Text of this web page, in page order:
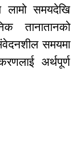
लामो समयदेखि
तानातानको
समयमा
अर्थपूर्ण